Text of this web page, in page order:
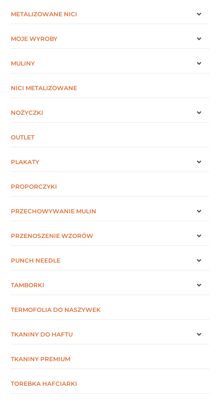
METALIZOWANE NICI
MOJE WYROBY
MULINY
NICI METALIZOWANE
NOŻYCZKI
OUTLET
PLAKATY
PROPORCZYKI
PRZECHOWYWANIE MULIN
PRZENOSZENIE WZORÓW
PUNCH NEEDLE
TAMBORKI
TERMOFOLIA DO NASZYWEK
TKANINY DO HAFTU
TKANINY PREMIUM
TOREBKA HAFCIARKI